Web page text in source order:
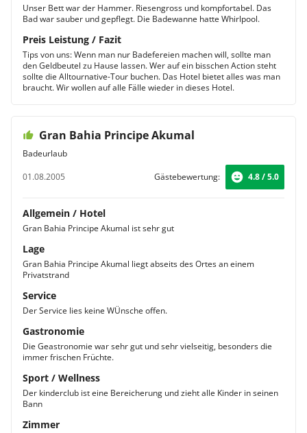
Unser Bett war der Hammer. Riesengross und kompfortabel. Das
Bad war sauber und gepflegt. Die Badewanne hatte Whirlpool.
Preis Leistung / Fazit
Tips von uns: Wenn man nur Badefereien machen will, sollte man
den Geldbeutel zu Hause lassen. Wer auf ein bisschen Action steht
sollte die Alltournative-Tour buchen. Das Hotel bietet alles was man
braucht. Wir wollen auf alle Fälle wieder in dieses Hotel.
Gran Bahia Principe Akumal
Badeurlaub
01.08.2005
Gästebewertung: 4.8 / 5.0
Allgemein / Hotel
Gran Bahia Principe Akumal ist sehr gut
Lage
Gran Bahia Principe Akumal liegt abseits des Ortes an einem
Privatstrand
Service
Der Service lies keine WÜnsche offen.
Gastronomie
Die Geastronomie war sehr gut und sehr vielseitig, besonders die
immer frischen Früchte.
Sport / Wellness
Der kinderclub ist eine Bereicherung und zieht alle Kinder in seinen
Bann
Zimmer